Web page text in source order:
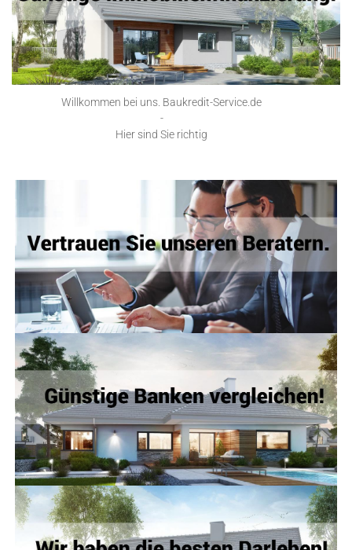
Willkommen bei uns. Baukredit-Service.de
-
Hier sind Sie richtig